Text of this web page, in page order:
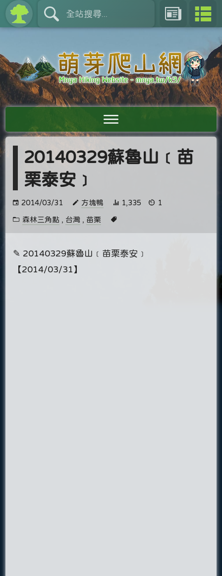
20140329蘇魯山﹝苗
栗泰安﹞
2014/03/31 方塊鴨 1,335 1
森林三角點 , 台灣 , 苗栗
✎ 20140329蘇魯山﹝苗栗泰安﹞
【2014/03/31】